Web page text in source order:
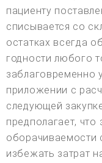
пациенту
списывается со
остатках всегда
годности любого
заблаговременно
приложении с
следующей
предполагает, что
оборачиваемости
избежать затрат